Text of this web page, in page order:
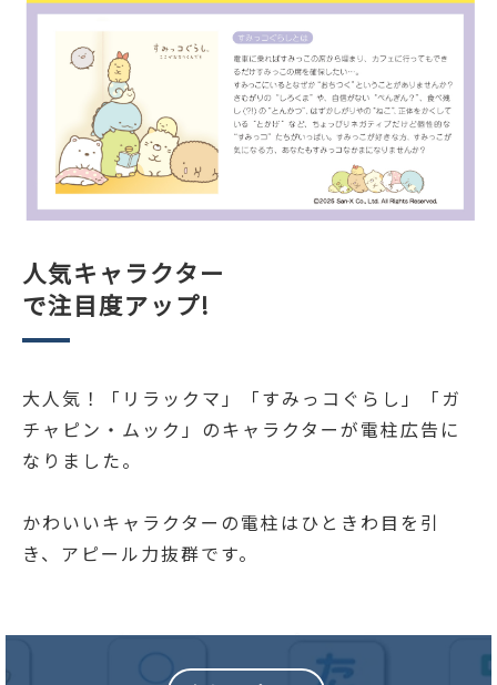
人気キャラクター
で注目度アップ!
大人気！「リラックマ」「すみっコぐらし」「ガ
チャピン・ムック」のキャラクターが電柱広告に
なりました。
かわいいキャラクターの電柱はひときわ目を引
き、アピール力抜群です。